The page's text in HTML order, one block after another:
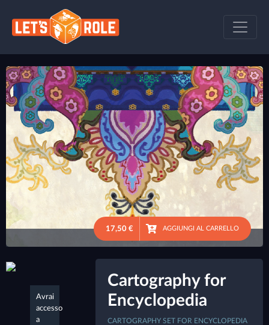
17,50 € AGGIUNGI AL CARRELLO
Avrai
accesso
a
Cartography for
Encyclopedia
CARTOGRAPHY SET FOR ENCYCLOPEDIA